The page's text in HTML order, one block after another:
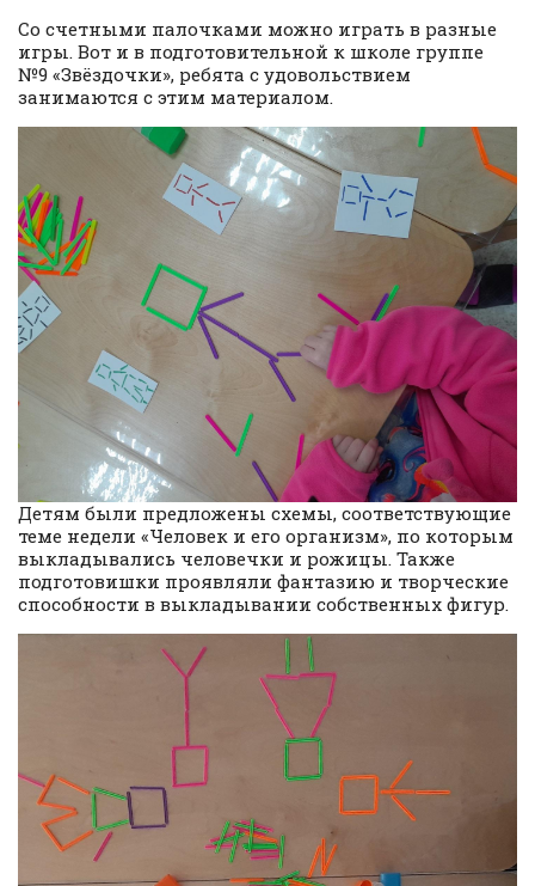
Со счетными палочками можно играть в разные
игры. Вот и в подготовительной к школе группе
№9 «Звёздочки», ребята с удовольствием
занимаются с этим материалом.
Детям были предложены схемы, соответствующие
теме недели «Человек и его организм», по которым
выкладывались человечки и рожицы. Также
подготовишки проявляли фантазию и творческие
способности в выкладывании собственных фигур.